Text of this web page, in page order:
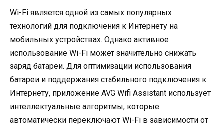
Wi-Fi является одной из самых популярных
технологий для подключения к Интернету на
мобильных устройствах. Однако активное
использование Wi-Fi может значительно снижать
заряд батареи. Для оптимизации использования
батареи и поддержания стабильного подключения к
Интернету, приложение AVG Wifi Assistant использует
интеллектуальные алгоритмы, которые
автоматически переключают Wi-Fi в зависимости от